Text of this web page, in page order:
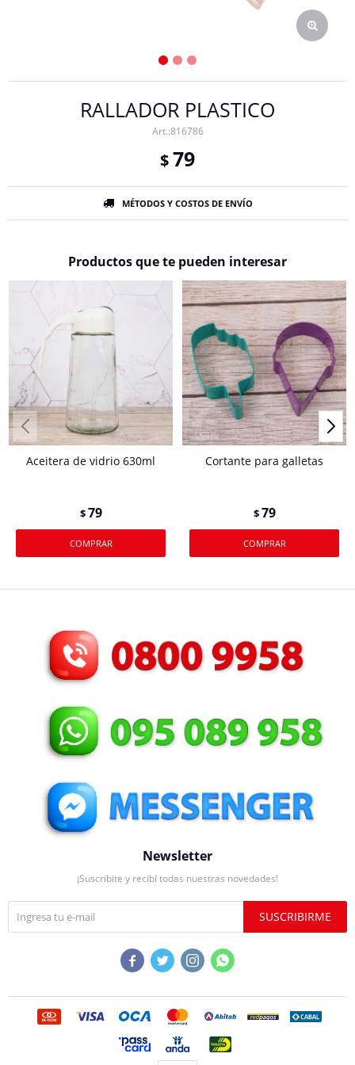
RALLADOR PLASTICO
816786
$79
MÉTODOS Y COSTOS DE ENVÍO
Productos que te pueden interesar
Aceitera de vidrio 630ml
$79
Cortante para galletas
$79
Newsletter
¡Suscribite y recibí todas nuestras novedades!
SUSCRIBIRME
   